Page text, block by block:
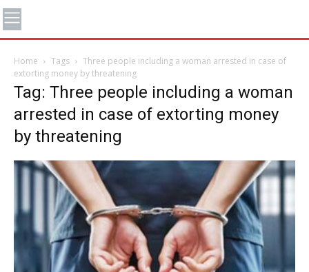
Home Tags
Three people including a woman arrested in case of
extorting money by threatening
Tag: Three people including a woman
arrested in case of extorting money
by threatening